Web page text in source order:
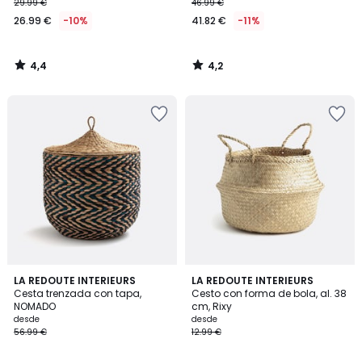
29.99 €
26.99 € -10%
4,4
/
46.99 €
41.82 € -11%
4,2
/
LA REDOUTE INTERIEURS
Cesta trenzada con tapa,
NOMADO
desde
56.99 €
4,7
/ 5
2
Colores
LA REDOUTE INTERIEURS
Cesto con forma de bola, al. 38
cm, Rixy
desde
12.99 €
4,5
/ 5
2
Colores